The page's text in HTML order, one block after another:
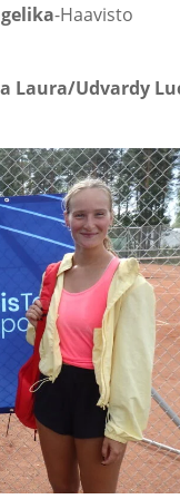
-Haavisto
Laura/Udvardy